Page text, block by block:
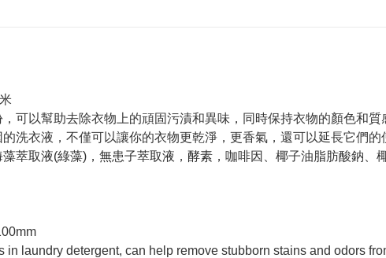
可以幫助去除衣物上的頑固污漬和異味，同時保持衣物的顏色和
洗衣液，不僅可以讓你的衣物更乾淨，更香氣，還可以延長它們的
萃取液(綠藻)，無患子萃取液 ， 酵素， 咖啡因、椰子油脂肪酸鈉、
in laundry detergent, can help remove stubborn stains and odors